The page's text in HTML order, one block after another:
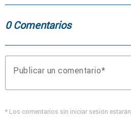
0 Comentarios
Publicar un comentario
* Los comentarios sin iniciar sesión